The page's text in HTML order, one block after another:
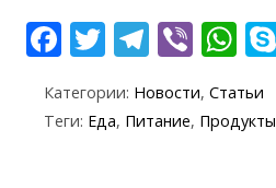
F
e
T
itt
er
T
e
Vi
er
W
at
s
Категории: Новости, Статьи
Теги: Еда, Питание, Продукты